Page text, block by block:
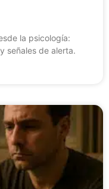
la psicología:
señales de alerta.